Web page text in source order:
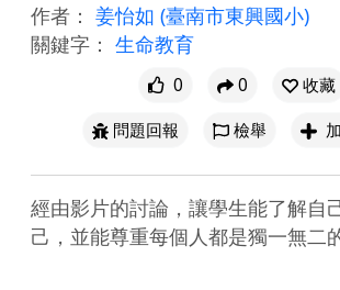
作者： 姜怡如 (臺南市東興國小)
關鍵字： 生命教育
0 0
收藏
問題回報
檢舉
經由影片的討論，讓學生能了解自
己，並能尊重每個人都是獨一無二